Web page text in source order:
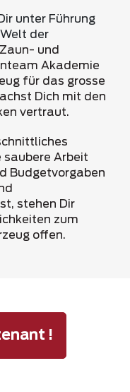
unter Führung
der
Zaun- und
Akademie
für das grosse
Dich mit den
vertraut.
saubere Arbeit
Budgetvorgaben
stehen Dir
zum
offen.
!